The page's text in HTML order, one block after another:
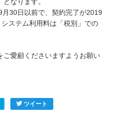
30日以前で、契約完了が2019
ステム利用料は「税別」での
ご愛顧くださいますようお願い
ツイート